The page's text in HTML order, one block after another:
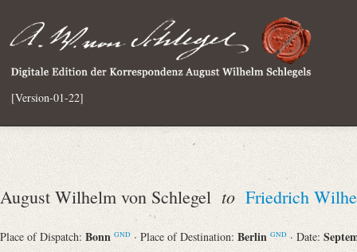
[Version-01-22]
August Wilhelm von Schlegel to Friedrich
Place of Dispatch: Bonn GND · Place of Destination: Berlin GND · Date: